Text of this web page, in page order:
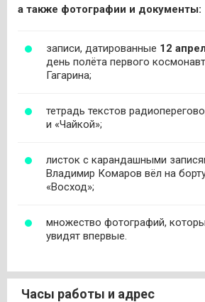
а также фотографии и документы:
записи, датированные 12
день полёта первого
Гагарина;
тетрадь текстов
и «Чайкой»;
листок с карандашными
Владимир Комаров вёл на
«Восход»;
множество фотографий,
увидят впервые.
Часы работы и адрес